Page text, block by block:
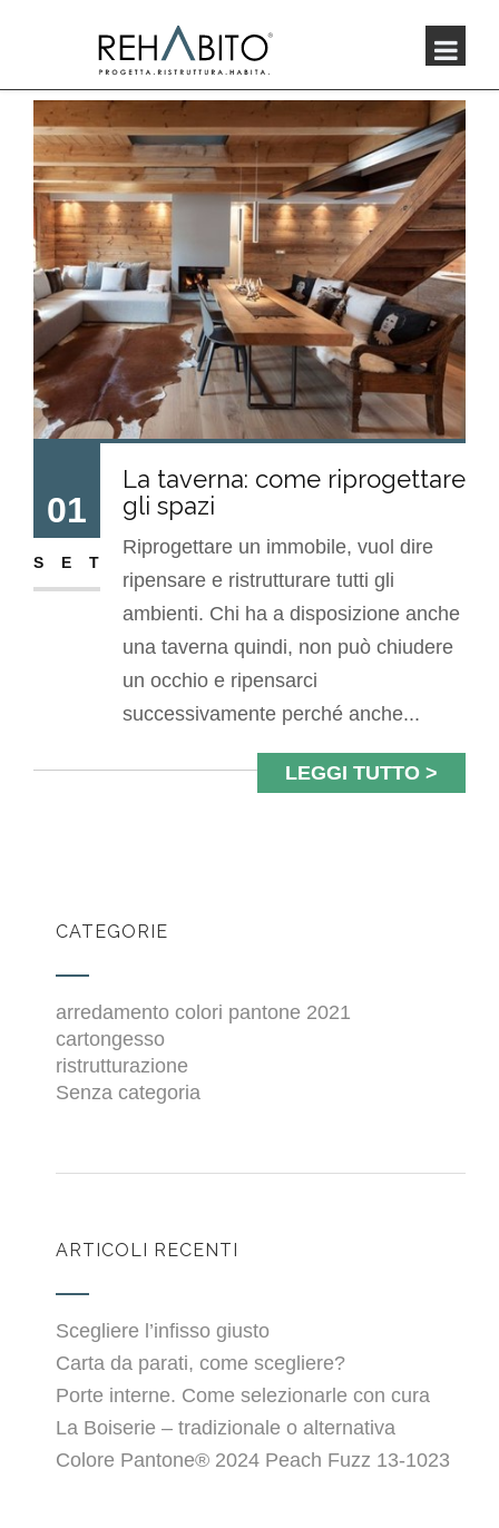
01
SET
La taverna: come riprogettare
gli spazi
Riprogettare un immobile, vuol dire
ripensare e ristrutturare tutti gli
ambienti. Chi ha a disposizione anche
una taverna quindi, non può chiudere
un occhio e ripensarci
successivamente perché anche...
LEGGI TUTTO >
CATEGORIE
arredamento colori pantone 2021
cartongesso
ristrutturazione
Senza categoria
ARTICOLI RECENTI
Scegliere l’infisso giusto
Carta da parati, come scegliere?
Porte interne. Come selezionarle con cura
La Boiserie – tradizionale o alternativa
Colore Pantone® 2024 Peach Fuzz 13-1023